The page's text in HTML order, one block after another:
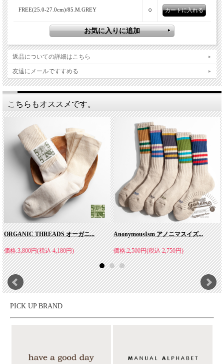
FREE(25.0-27.0cm)/85.M.GREY ○
返品についての詳細はこちら
友達にメールですすめる
こちらもオススメです。
ORGANIC THREADS オーガニ...
価格:3,800円(税込 4,180円)
AnonymousIsm アノニマスイズ...
価格:2,500円(税込 2,750円)
PICK UP BRAND